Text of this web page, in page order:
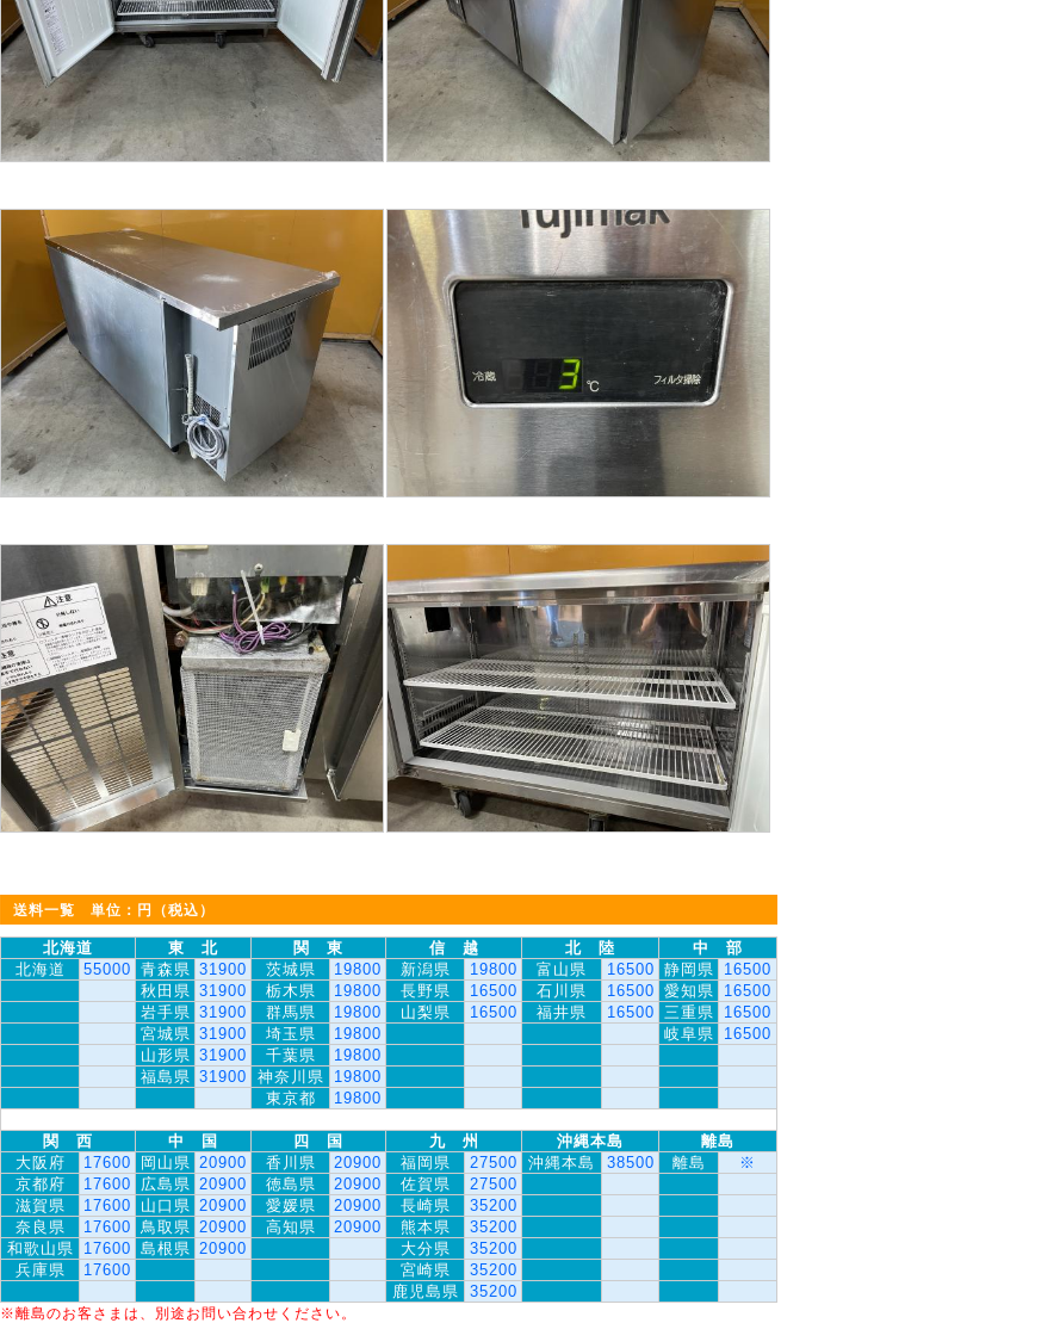
送料一覧 単位：円（税込）
北海道 東 北 関 東 信 越 北 陸
中 部
北海道
55000 青森県 31900 茨城県 19800 新潟県 19800 富山県 16500 静岡県
16500
秋田県 31900 栃木県 19800 長野県 16500 石川県 16500 愛知県
16500
岩手県 31900 群馬県 19800 山梨県 16500 福井県 16500 三重県
16500
宮城県 31900 埼玉県 19800 岐阜県
16500
山形県 31900 千葉県
19800
福島県 31900 神奈川県
19800
東京都
19800
関 西 中 国 四 国 九 州 沖縄本島
離島
大阪府
17600 岡山県 20900 香川県 20900 福岡県 27500 沖縄本島 38500 離島
※
京都府
17600 広島県 20900 徳島県 20900 佐賀県
27500
滋賀県
17600 山口県 20900 愛媛県 20900 長崎県
35200
奈良県
17600 鳥取県 20900 高知県 20900 熊本県
35200
和歌山県
17600 島根県 20900 大分県
35200
兵庫県
17600 宮崎県
35200
鹿児島県
35200
※離島のお客さまは、別途お問い合わせください。